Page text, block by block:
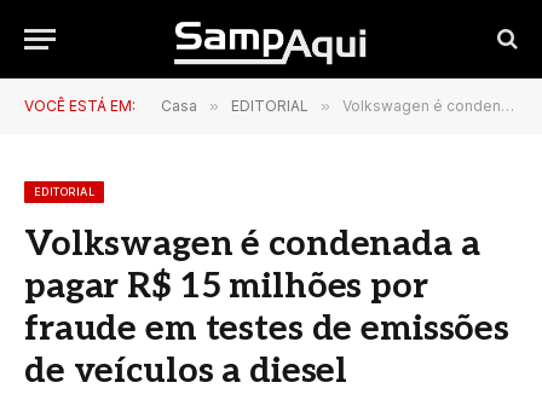
VOCÊ ESTÁ EM: Casa » EDITORIAL » Volkswagen é condenada a pagar R$ 15 milhões por fraude em testes de emissões de veículos a diesel
EDITORIAL
Volkswagen é condenada a
pagar R$ 15 milhões por
fraude em testes de emissões
de veículos a diesel